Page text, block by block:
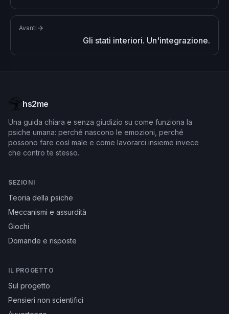
Avanti
Gli stati interiori. Un'integrazione.
hs2me
Una guida chiara e senza giudizio su come funziona la
psiche umana: perché nascono le emozioni, perché
possono fare così male e come lavorarci insieme invece
che contro te stesso.
SEZIONI
Teoria della psiche
Meccanismi e assurdità
Giochi
Domande e risposte
IL PROGETTO
Sul progetto
Pensieri non scientifici